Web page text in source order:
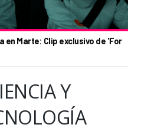
en Marte: Clip exclusivo de 'For
Y